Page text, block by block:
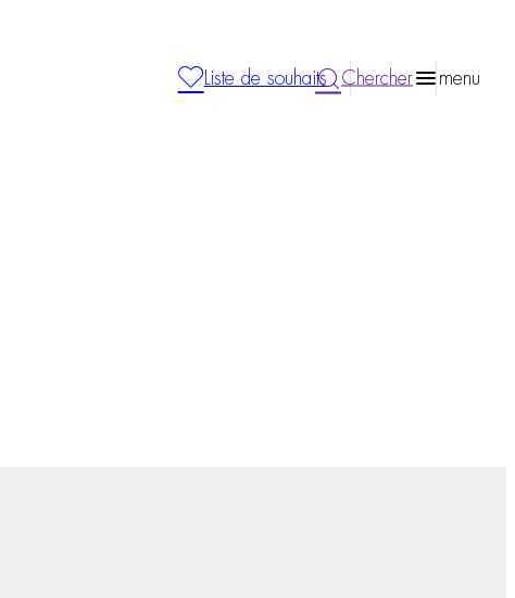
Liste de souhaits Chercher menu